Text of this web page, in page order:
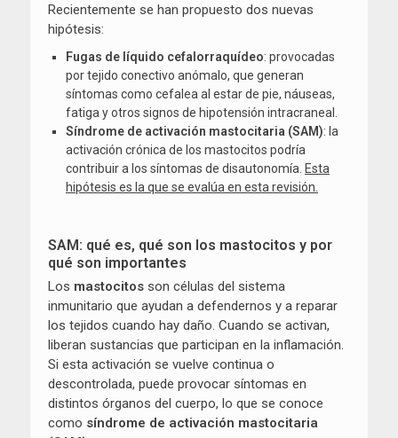
Recientemente se han propuesto dos nuevas
hipótesis:
Fugas de líquido cefalorraquídeo: provocadas
por tejido conectivo anómalo, que generan
síntomas como cefalea al estar de pie, náuseas,
fatiga y otros signos de hipotensión intracraneal.
Síndrome de activación mastocitaria (SAM): la
activación crónica de los mastocitos podría
contribuir a los síntomas de disautonomía. Esta
hipótesis es la que se evalúa en esta revisión.
SAM: qué es, qué son los mastocitos y por
qué son importantes
Los mastocitos son células del sistema
inmunitario que ayudan a defendernos y a reparar
los tejidos cuando hay daño. Cuando se activan,
liberan sustancias que participan en la inflamación.
Si esta activación se vuelve continua o
descontrolada, puede provocar síntomas en
distintos órganos del cuerpo, lo que se conoce
como síndrome de activación mastocitaria